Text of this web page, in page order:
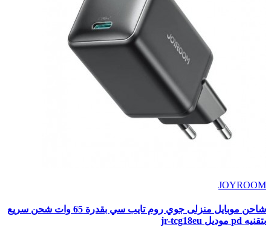
JOYROOM
شاحن موبايل منزلى جوي روم تايب سي بقدرة 65 وات شحن سريع
بتقنيه pd موديل jr-tcg18eu